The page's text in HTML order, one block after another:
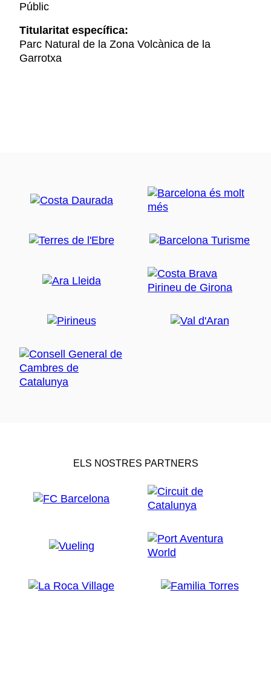
Públic
Titularitat específica:
Parc Natural de la Zona Volcànica de la
Garrotxa
ELS NOSTRES PARTNERS